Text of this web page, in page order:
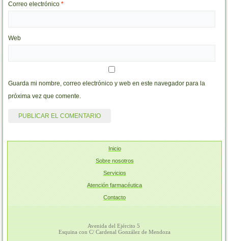
Correo electrónico*
Web
Guarda mi nombre, correo electrónico y web en este navegador para la
próxima vez que comente.
Inicio
Sobre nosotros
Servicios
Atención farmacéutica
Contacto
Avenida del Ejército 5
Esquina con C/ Cardenal González de Mendoza